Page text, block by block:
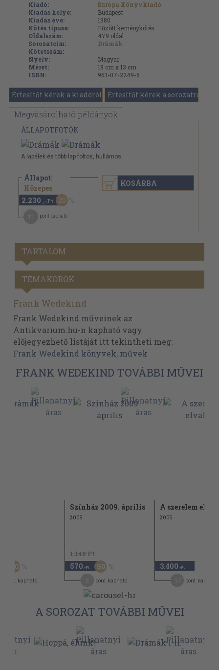
Kiadó:
Európa Könyvkiadó
Kiadás helye:
Budapest
Kiadás éve:
1980
Kötés típusa:
Fűzött keménykötés
Oldalszám:
479 oldal
Sorozatcím:
Drámák
Kötetszám:
Nyelv:
Magyar
Méret:
18 cm x 13 cm
ISBN:
963-07-2249-6
Értesítőt kérek a kiadóról Értesítőt kérek a sorozatról
Megvásárolható példányok
ÁLLAPOTFOTÓK
A lapélek és több lap foltos, hullámos.
Állapot:
Közepes
2.790 Ft
2.230 ,-Ft 20
pont kapható
KOSÁRBA
TARTALOM
TÉMAKÖRÖK
Frank Wedekind
Frank Wedekind műveinek az
Antikvarium.hu-n kapható vagy
előjegyezhető listáját itt tekintheti meg:
Frank Wedekind könyvek, művek
FRANK WEDEKIND TOVÁBBI MŰVEI
20
pont kapható
Színház 2009. április
2009
1.140 Ft
570 ,-Ft 50
pont kapható
A szerelem
2005
3.400 ,-Ft
pont kapható
A SOROZAT TOVÁBBI MŰVEI